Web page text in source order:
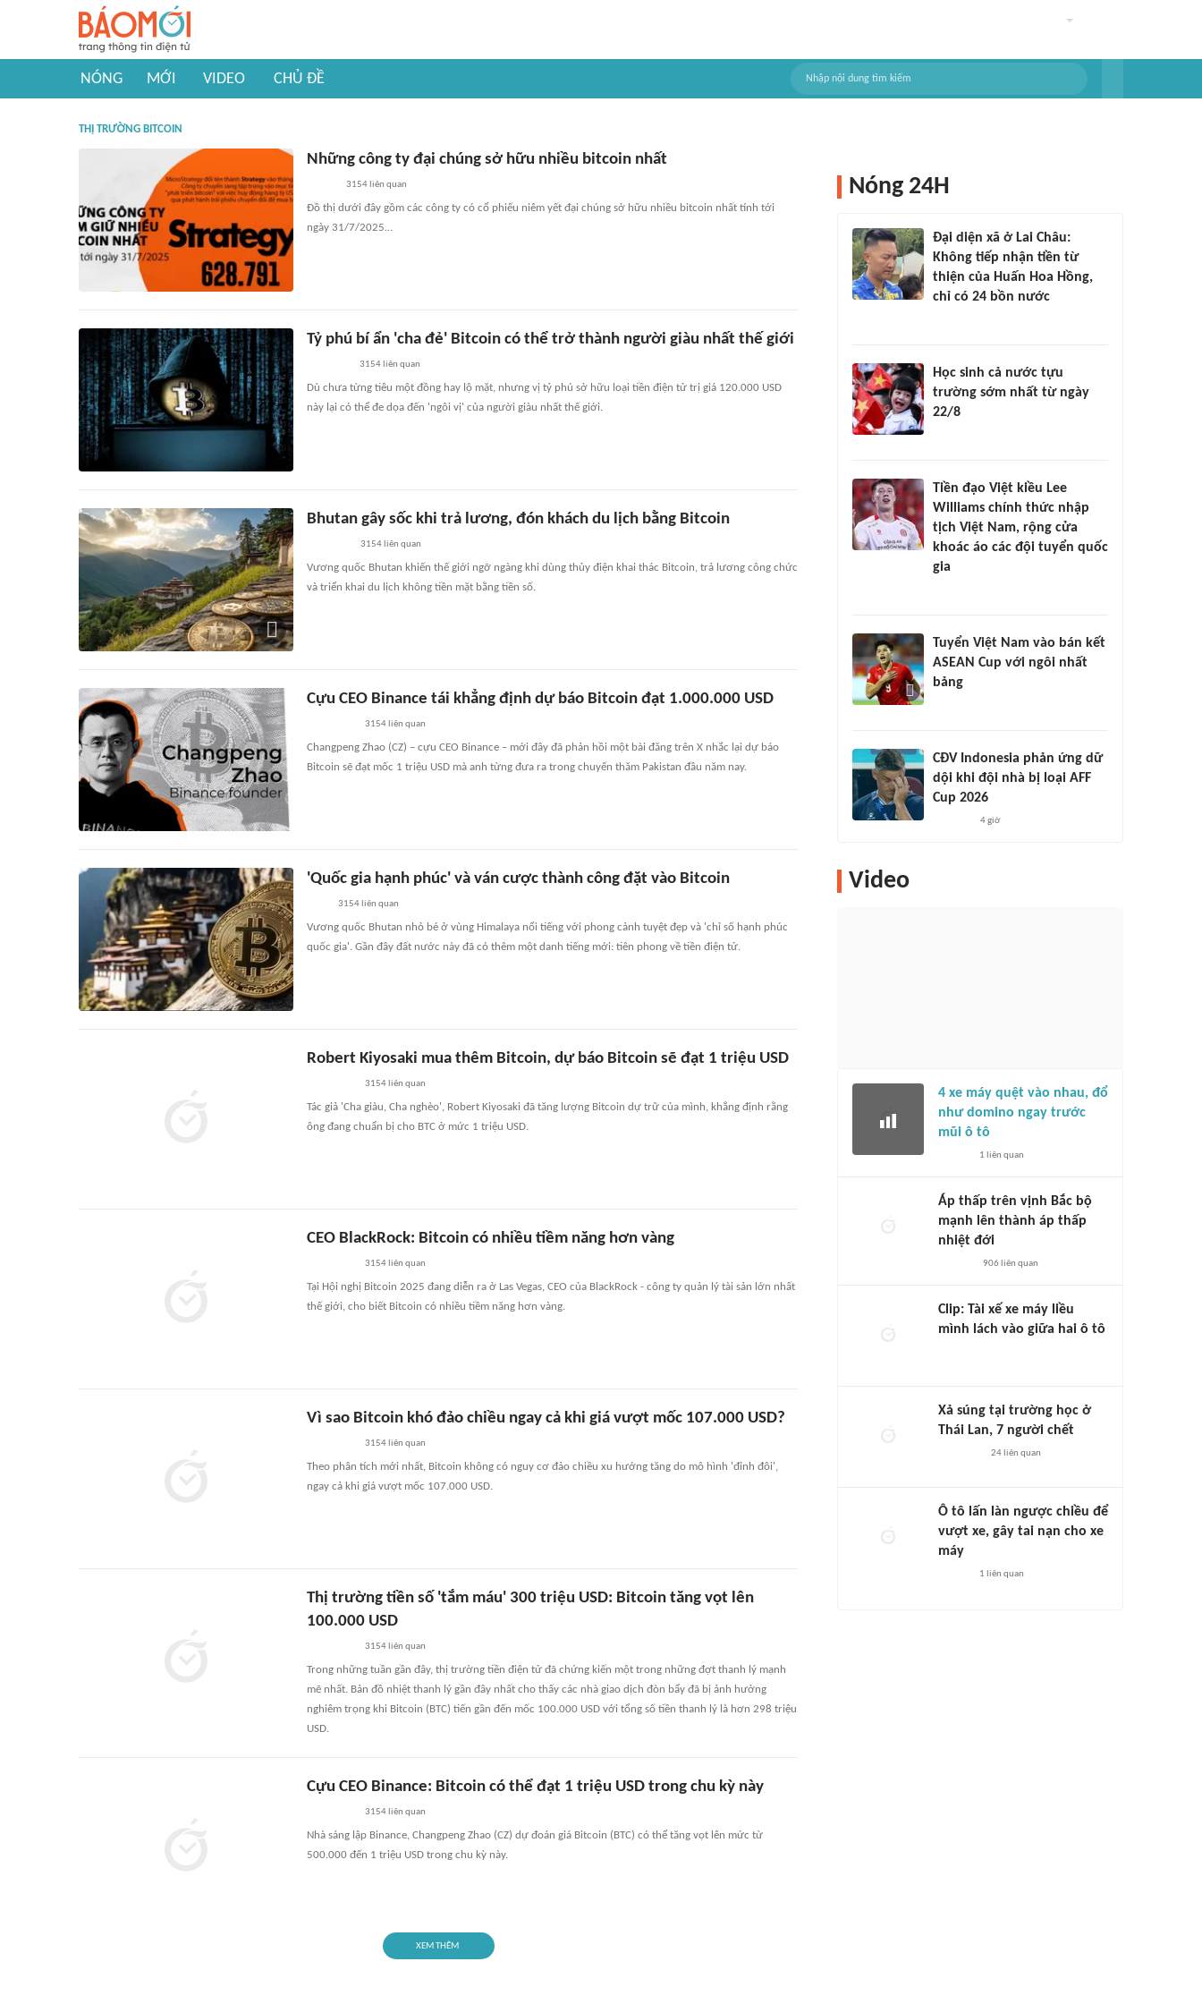
NÓNG MỚI VIDEO CHỦ ĐỀ
THỊ TRƯỜNG BITCOIN
Những công ty đại chúng sở hữu nhiều bitcoin nhất
3154 liên quan
Đồ thị dưới đây gồm các công ty có cổ phiếu niêm yết đại chúng sở hữu nhiều bitcoin nhất tính tới
ngày 31/7/2025…
Tỷ phú bí ẩn 'cha đẻ' Bitcoin có thể trở thành người giàu nhất thế giới
3154liên quan
Dù chưa từng tiêu một đồng hay lộ mặt, nhưng vị tỷ phú sở hữu loại tiền điện tử trị giá 120.000 USD
này lại có thể đe dọa đến 'ngôi vị' của người giàu nhất thế giới.
Bhutan gây sốc khi trả lương, đón khách du lịch bằng Bitcoin
3154 liên quan
Vương quốc Bhutan khiến thế giới ngỡ ngàng khi dùng thủy điện khai thác Bitcoin, trả lương công chức
và triển khai du lịch không tiền mặt bằng tiền số.
Cựu CEO Binance tái khẳng định dự báo Bitcoin đạt 1.000.000 USD
3154liên quan
Changpeng Zhao (CZ) – cựu CEO Binance – mới đây đã phản hồi một bài đăng trên X nhắc lại dự báo
Bitcoin sẽ đạt mốc 1 triệu USD mà anh từng đưa ra trong chuyến thăm Pakistan đầu năm nay.
'Quốc gia hạnh phúc' và ván cược thành công đặt vào Bitcoin
3154liên quan
Vương quốc Bhutan nhỏ bé ở vùng Himalaya nổi tiếng với phong cảnh tuyệt đẹp và 'chỉ số hạnh phúc
quốc gia'. Gần đây đất nước này đã có thêm một danh tiếng mới: tiên phong về tiền điện tử.
Robert Kiyosaki mua thêm Bitcoin, dự báo Bitcoin sẽ đạt 1 triệu USD
3154liên quan
Tác giả 'Cha giàu, Cha nghèo', Robert Kiyosaki đã tăng lượng Bitcoin dự trữ của mình, khẳng định rằng
ông đang chuẩn bị cho BTC ở mức 1 triệu USD.
CEO BlackRock: Bitcoin có nhiều tiềm năng hơn vàng
3154liên quan
Tại Hội nghị Bitcoin 2025 đang diễn ra ở Las Vegas, CEO của BlackRock - công ty quản lý tài sản lớn nhất
thế giới, cho biết Bitcoin có nhiều tiềm năng hơn vàng.
Vì sao Bitcoin khó đảo chiều ngay cả khi giá vượt mốc 107.000 USD?
3154liên quan
Theo phân tích mới nhất, Bitcoin không có nguy cơ đảo chiều xu hướng tăng do mô hình 'đỉnh đôi',
ngay cả khi giá vượt mốc 107.000 USD.
Thị trường tiền số 'tắm máu' 300 triệu USD: Bitcoin tăng vọt lên
100.000 USD
3154liên quan
Trong những tuần gần đây, thị trường tiền điện tử đã chứng kiến một trong những đợt thanh lý mạnh
mẽ nhất. Bản đồ nhiệt thanh lý gần đây nhất cho thấy các nhà giao dịch đòn bẩy đã bị ảnh hưởng
nghiêm trọng khi Bitcoin (BTC) tiến gần đến mốc 100.000 USD với tổng số tiền thanh lý là hơn 298 triệu
USD.
Cựu CEO Binance: Bitcoin có thể đạt 1 triệu USD trong chu kỳ này
3154liên quan
Nhà sáng lập Binance, Changpeng Zhao (CZ) dự đoán giá Bitcoin (BTC) có thể tăng vọt lên mức từ
500.000 đến 1 triệu USD trong chu kỳ này.
XEM THÊM
Nóng 24H
Đại diện xã ở Lai Châu:
Không tiếp nhận tiền từ
thiện của Huấn Hoa Hồng,
chỉ có 24 bồn nước
Học sinh cả nước tựu
trường sớm nhất từ ngày
22/8
Tiền đạo Việt kiều Lee
Williams chính thức nhập
tịch Việt Nam, rộng cửa
khoác áo các đội tuyển quốc
gia
Tuyển Việt Nam vào bán kết
ASEAN Cup với ngôi nhất
bảng
CĐV Indonesia phản ứng dữ
dội khi đội nhà bị loại AFF
Cup 2026
4 giờ
Video
4 xe máy quệt vào nhau, đổ
như domino ngay trước
mũi ô tô
1 liên quan
Áp thấp trên vịnh Bắc bộ
mạnh lên thành áp thấp
nhiệt đới
906 liên quan
Clip: Tài xế xe máy liều
mình lách vào giữa hai ô tô
Xả súng tại trường học ở
Thái Lan, 7 người chết
24liên quan
Ô tô lấn làn ngược chiều để
vượt xe, gây tai nạn cho xe
máy
1 liên quan